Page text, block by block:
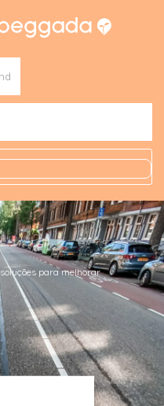
para melhorar